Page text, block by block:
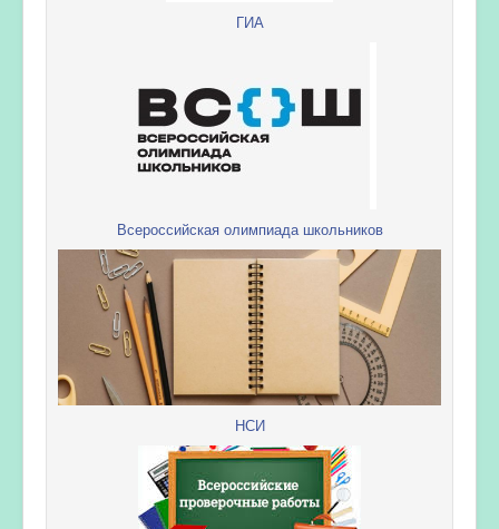
ГИА
Всероссийская олимпиада школьников
НСИ